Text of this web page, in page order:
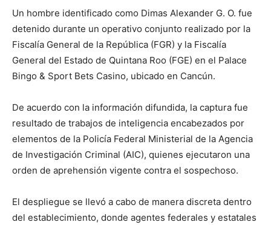
Un hombre identificado como Dimas Alexander G. O. fue
detenido durante un operativo conjunto realizado por la
Fiscalía General de la República (FGR) y la Fiscalía
General del Estado de Quintana Roo (FGE) en el Palace
Bingo & Sport Bets Casino, ubicado en Cancún.
De acuerdo con la información difundida, la captura fue
resultado de trabajos de inteligencia encabezados por
elementos de la Policía Federal Ministerial de la Agencia
de Investigación Criminal (AIC), quienes ejecutaron una
orden de aprehensión vigente contra el sospechoso.
El despliegue se llevó a cabo de manera discreta dentro
del establecimiento, donde agentes federales y estatales